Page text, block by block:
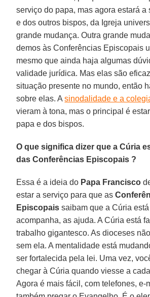
serviço do papa, mas agora estará a
e dos outros bispos, da Igreja
grande mudança. Outra grande
demos às Conferências Episcopais
mesmo que ainda haja algumas
validade jurídica. Mas elas são
situação presente no mundo, então
sobre elas. Asinodalidade e a
vieram à tona, mas o principal é
papa e dos bispos.
O que significa dizer que a Cúria
das Conferências Episcopais ?
Essa é a ideia do Papa Francisco
estar a serviço para que as
Episcopais saibam que a Cúria
acompanha, as ajuda. A Cúria está
trabalho gigantesco. As dioceses
sem ela. A mentalidade está
ser fortalecida pela lei. Uma vez,
chegar à Cúria quando viesse a
Agora é mais fácil, com telefones, e-